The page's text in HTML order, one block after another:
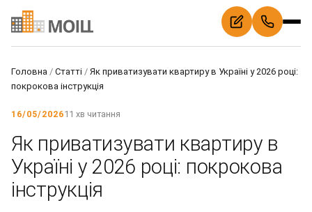
Головна / Статті / Як приватизувати квартиру в Україні у 2026 році:
покрокова інструкція
16/05/202611 хв читання
Як приватизувати квартиру в
Україні у 2026 році: покрокова
інструкція